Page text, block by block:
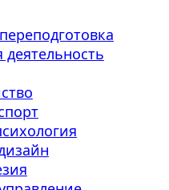
деятельность